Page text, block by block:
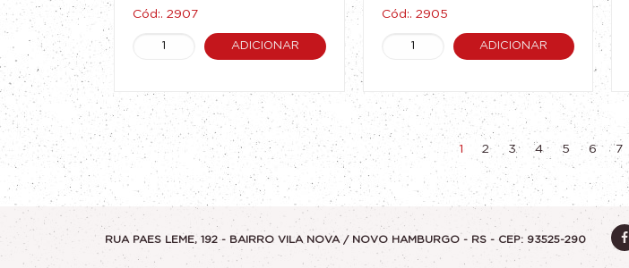
Cód:. 2907
ADICIONAR
Cód:. 2905
ADICIONAR
1 2 3 4 5 6 7
RUA PAES LEME, 192 - BAIRRO VILA NOVA / NOVO HAMBURGO - RS - CEP: 93525-290